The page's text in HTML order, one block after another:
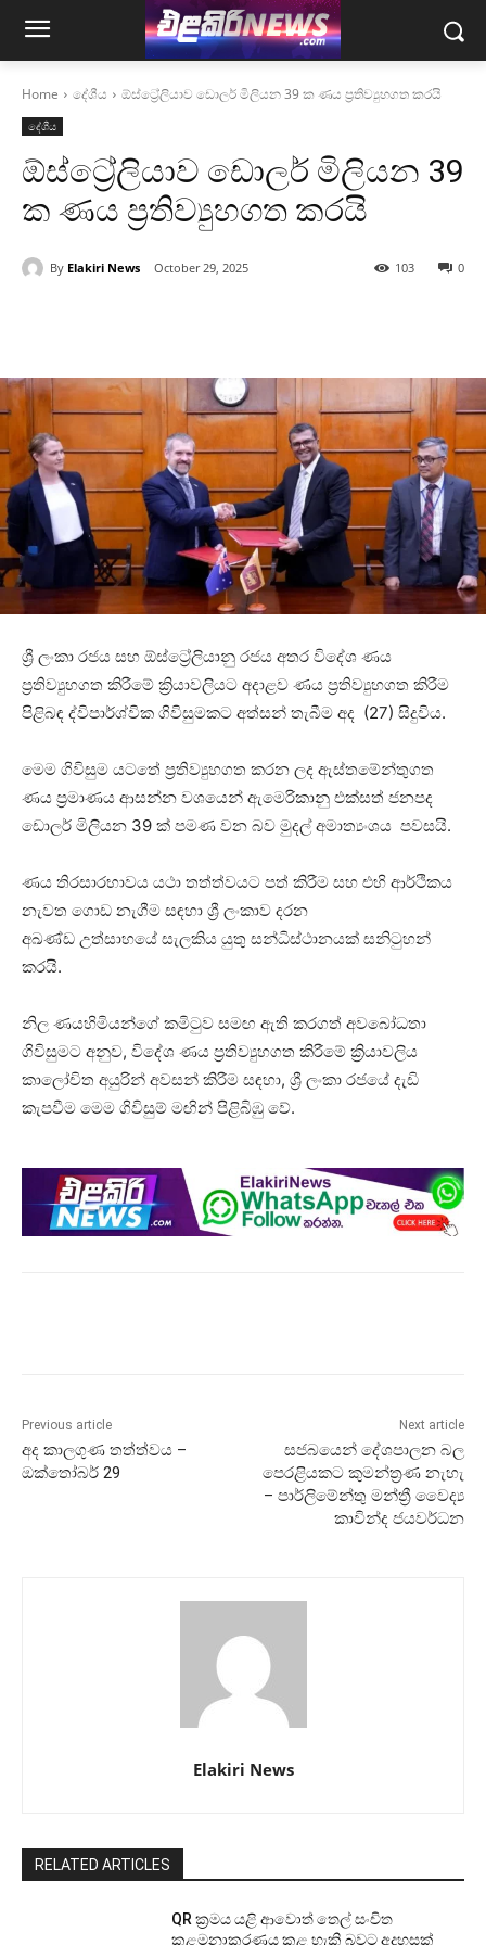
Home දේශීය ඕස්ට්‍රේලියාව ඩොලර් මිලියන 39 ක ණය ප්‍රතිව්‍යුහගත කරයි
දේශීය
ඕස්ට්‍රේලියාව ඩොලර් මිලියන 39
ක ණය ප්‍රතිව්‍යුහගත කරයි
By Elakiri News October 29, 2025 0
103
ශ්‍රී ලංකා රජය සහ ඕස්ට්‍රේලියානු රජය අතර විදේශ ණය
ප්‍රතිව්‍යුහගත කිරීමේ ක්‍රියාවලියට අදාළව ණය ප්‍රතිව්‍යුහගත කිරීම
පිළිබඳ ද්විපාර්ශ්වික ගිවිසුමකට අත්සන් තැබීම අද (27) සිදුවිය.
මෙම ගිවිසුම යටතේ ප්‍රතිව්‍යුහගත කරන ලද ඇස්තමේන්තුගත
ණය ප්‍රමාණය ආසන්න වශයෙන් ඇමෙරිකානු එක්සත් ජනපද
ඩොලර් මිලියන 39 ක් පමණ වන බව මුදල් අමාත්‍යංශය පවසයි.
ණය තිරසාරභාවය යථා තත්ත්වයට පත් කිරීම සහ එහි ආර්ථිකය
නැවත ගොඩ නැගීම සඳහා ශ්‍රී ලංකාව දරන
අඛණ්ඩ උත්සාහයේ සැලකිය යුතු සන්ධිස්ථානයක් සනිටුහන්
කරයි.
නිල ණයහිමියන්ගේ කමිටුව සමඟ ඇති කරගත් අවබෝධතා
ගිවිසුමට අනුව, විදේශ ණය ප්‍රතිව්‍යුහගත කිරීමේ ක්‍රියාවලිය
කාලෝචිත අයුරින් අවසන් කිරීම සඳහා, ශ්‍රී ලංකා රජයේ දැඩි
කැපවීම මෙම ගිවිසුම් මඟින් පිළිබිඹු වේ.
Previous article
අද කාලගුණ තත්ත්වය –
ඔක්තෝබර් 29
Next article
සජබයෙන් දේශපාලන බල
පෙරළියකට කුමන්ත්‍රණ නැහැ
– පාර්ලිමේන්තු මන්ත්‍රී වෛද්‍ය
කාවින්ද ජයවර්ධන
Elakiri News
RELATED ARTICLES
QR ක්‍රමය යළි ආවොත් තෙල් සංචිත
කළමනාකරණය කළ හැකි බවට අදහසක්